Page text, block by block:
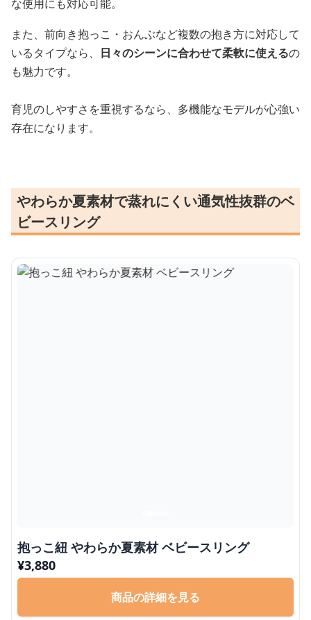
な使用にも対応可能。
また、前向き抱っこ・おんぶなど複数の抱き方に対応して
いるタイプなら、 日々のシーンに合わせて柔軟に使えるの
も魅力です。
育児のしやすさを重視するなら、多機能なモデルが心強い
存在になります。
やわらか夏素材で蒸れにくい通気性抜群のベ
ビースリング
抱っこ紐 やわらか夏素材 ベビースリング
¥3,880
商品の詳細を見る